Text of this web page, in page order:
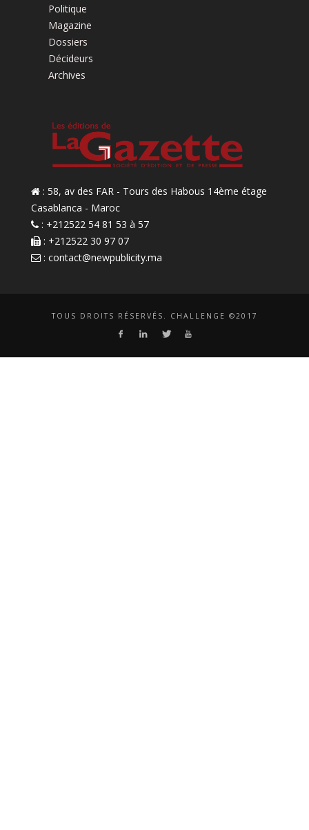
Politique
Magazine
Dossiers
Décideurs
Archives
: 58, av des FAR - Tours des Habous 14ème étage
Casablanca - Maroc
: +212522 54 81 53 à 57
: +212522 30 97 07
: contact@newpublicity.ma
TOUS DROITS RÉSERVÉS. CHALLENGE ©2017